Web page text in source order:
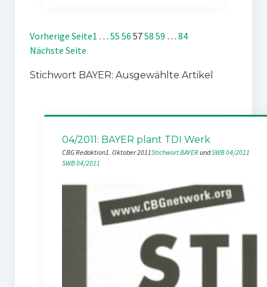
Vorherige Seite1 … 55 56 5758 59 … 84
Nächste Seite
Stichwort BAYER: Ausgewählte Artikel
04/2011: BAYER plant TDI Werk
CBG Redaktion1. Oktober 2011Stichwort BAYER und SWB 04/2011
SWB 04/2011